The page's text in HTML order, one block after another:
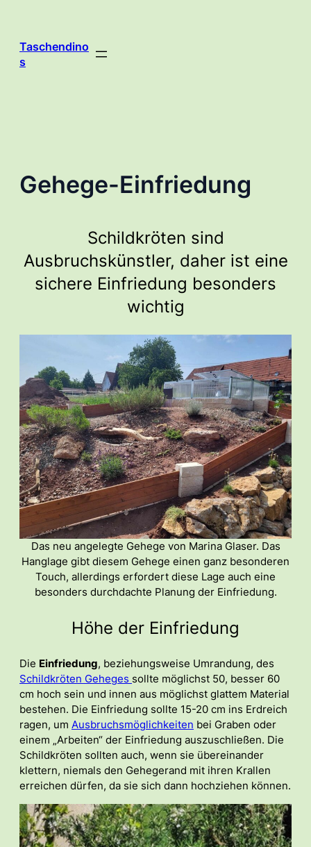
springen
Taschendino
s
Gehege-Einfriedung
Schildkröten sind
Ausbruchskünstler, daher ist eine
sichere Einfriedung besonders
wichtig
Das neu angelegte Gehege von Marina Glaser. Das
Hanglage gibt diesem Gehege einen ganz besonderen
Touch, allerdings erfordert diese Lage auch eine
besonders durchdachte Planung der Einfriedung.
Höhe der Einfriedung
Die Einfriedung, beziehungsweise Umrandung, des
Schildkröten Geheges sollte möglichst 50, besser 60
cm hoch sein und innen aus möglichst glattem Material
bestehen. Die Einfriedung sollte 15-20 cm ins Erdreich
ragen, um Ausbruchsmöglichkeiten bei Graben oder
einem „Arbeiten“ der Einfriedung auszuschließen. Die
Schildkröten sollten auch, wenn sie übereinander
klettern, niemals den Gehegerand mit ihren Krallen
erreichen dürfen, da sie sich dann hochziehen können.